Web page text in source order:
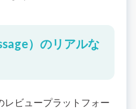
）のリアルな
ビュープラットフォー